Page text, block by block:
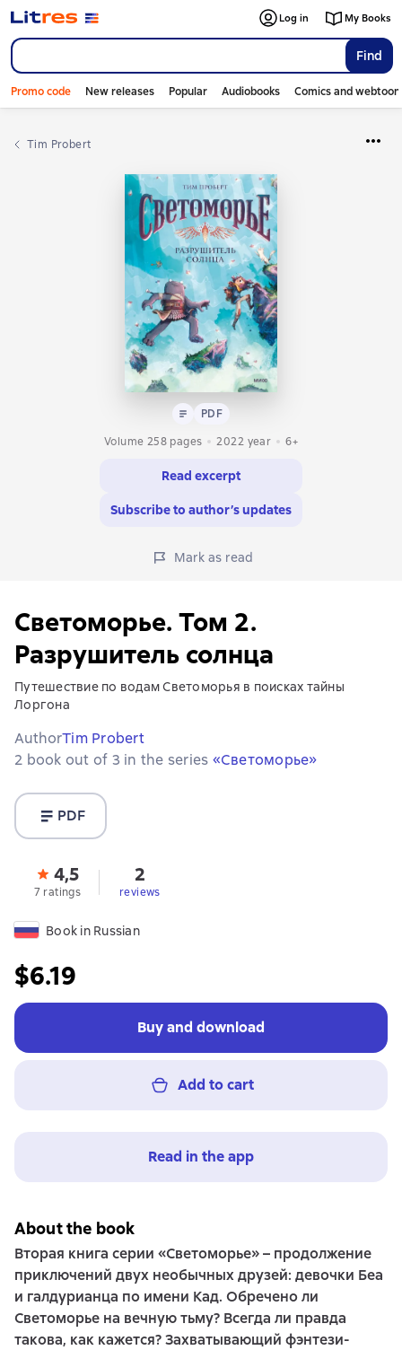
Find
Log in My Books
Promo code New releases Popular Audiobooks Comics and
Tim Probert
Text PDF
PDF
Volume 258 pages
2022 year 6+
Read excerpt
Subscribe to author’s updates
Mark as read
Светоморье. Том 2.
Разрушитель солнца
Путешествие по водам Светоморья в поисках тайны
Лоргона
AuthorTim Probert
2 book out of 3 in the series «Светоморье»
PDF
4,5
7 ratings
2
reviews
Book in Russian
$6.19
Buy and download
Add to cart
Read in the app
About the book
Вторая книга серии «Светоморье» – продолжение
приключений двух необычных друзей: девочки Беа
и галдурианца по имени Кад. Обречено ли
Светоморье на вечную тьму? Всегда ли правда
такова, как кажется? Захватывающий фэнтези-